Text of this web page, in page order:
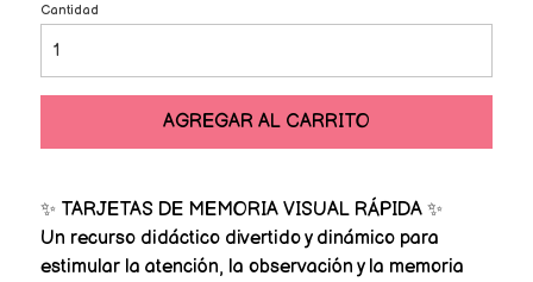
Cantidad
AGREGAR AL CARRITO
✨ TARJETAS DE MEMORIA VISUAL RÁPIDA ✨
Un recurso didáctico divertido y dinámico para
estimular la atención, la observación y la memoria